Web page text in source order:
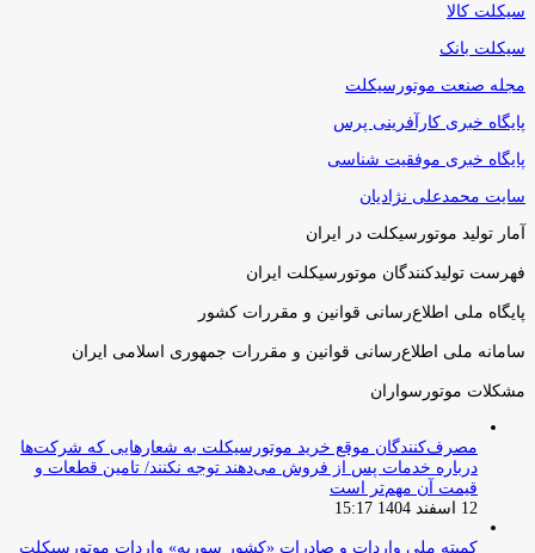
سیکلت کالا
سیکلت بانک
مجله صنعت موتورسیکلت
پایگاه خبری کارآفرینی پرس
پایگاه خبری موفقیت شناسی
سایت محمدعلی نژادیان
آمار تولید موتورسیکلت در ایران
فهرست تولیدکنندگان موتورسیکلت ایران
پایگاه ملی اطلاع‌رسانی قوانین و مقررات کشور
سامانه ملی اطلاع‌رسانی قوانین و مقررات جمهوری اسلامی ایران
مشکلات موتورسواران
مصرف‌کنندگان موقع خرید موتورسیکلت به شعارهایی که شرکت‌ها
درباره خدمات پس از فروش می‌دهند توجه نکنند/ تامین قطعات و
قیمت آن مهم‌تر است
12 اسفند 1404 15:17
کمیته ملی واردات و صادرات «کشور سوریه» واردات موتورسیکلت